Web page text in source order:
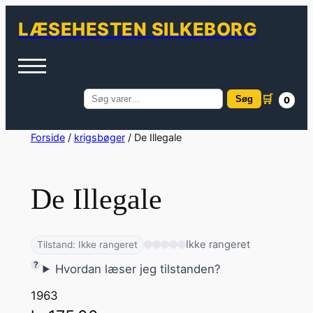
LÆSEHESTEN SILKEBORG
Søg
Søg 🛒 0
SpringForside/ krigsbøger/ De Illegale
De Illegale
Tilstand: Ikke rangeret Ikke rangeret
Hvordan læser jeg tilstanden?
1963